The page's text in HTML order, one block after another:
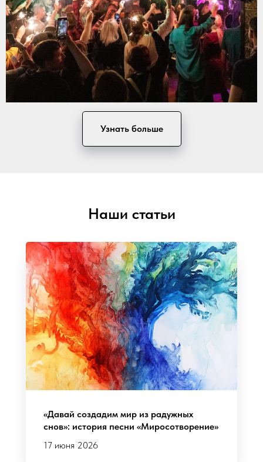
Узнать больше
Наши статьи
«Давай создадим мир из радужных
снов»: история песни «Миросотворение»
17 июня 2026